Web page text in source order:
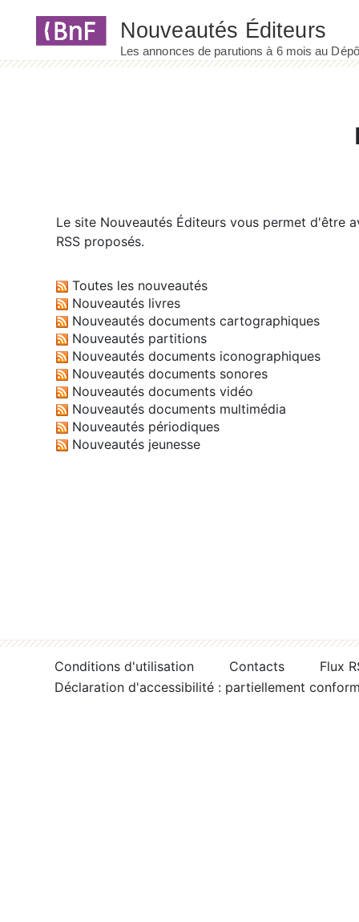
Le site Nouveautés Éditeurs vous permet d'être
RSS proposés.
Toutes les nouveautés
Nouveautés livres
Nouveautés documents cartographiques
Nouveautés partitions
Nouveautés documents iconographiques
Nouveautés documents sonores
Nouveautés documents vidéo
Nouveautés documents multimédia
Nouveautés périodiques
Nouveautés jeunesse
Conditions d'utilisation Contacts
Flux
Déclaration d'accessibilité : partiellement